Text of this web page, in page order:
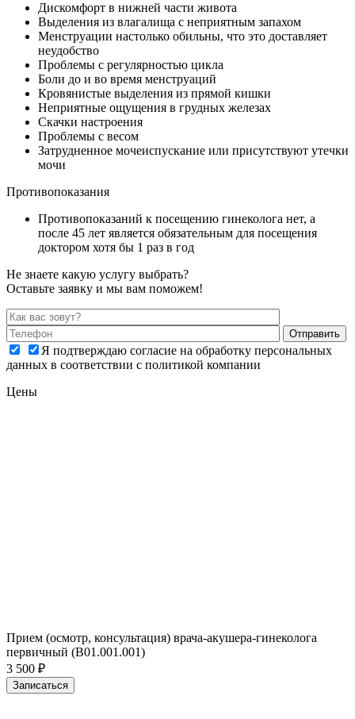
Дискомфорт в нижней части живота
Выделения из влагалища с неприятным запахом
Менструации настолько обильны, что это доставляет
неудобство
Проблемы с регулярностью цикла
Боли до и во время менструаций
Кровянистые выделения из прямой кишки
Неприятные ощущения в грудных железах
Скачки настроения
Проблемы с весом
Затрудненное мочеиспускание или присутствуют утечки
мочи
Противопоказания
Противопоказаний к посещению гинеколога нет, а
после 45 лет является обязательным для посещения
доктором хотя бы 1 раз в год
Не знаете какую услугу выбрать?
Оставьте заявку и мы вам поможем!
Я подтверждаю согласие на обработку персональных
данных в соответствии с политикой компании
Цены
Прием (осмотр, консультация) врача-акушера-гинеколога
первичный (B01.001.001)
3 500 ₽
Записаться